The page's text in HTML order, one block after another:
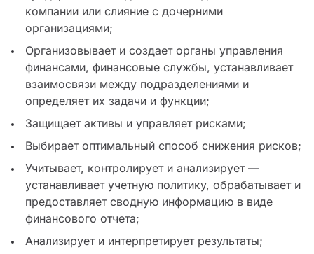
компании или слияние с дочерними
организациями;
Организовывает и создает органы управления
финансами, финансовые службы, устанавливает
взаимосвязи между подразделениями и
определяет их задачи и функции;
Защищает активы и управляет рисками;
Выбирает оптимальный способ снижения рисков;
Учитывает, контролирует и анализирует —
устанавливает учетную политику, обрабатывает и
предоставляет сводную информацию в виде
финансового отчета;
Анализирует и интерпретирует результаты;